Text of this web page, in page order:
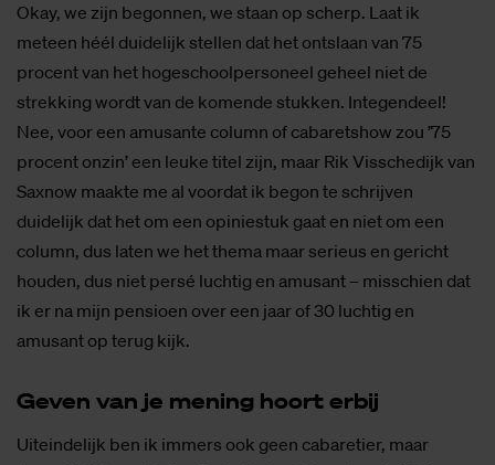
Okay, we zijn begonnen, we staan op scherp. Laat ik
meteen héél duidelijk stellen dat het ontslaan van 75
procent van het hogeschoolpersoneel geheel niet de
strekking wordt van de komende stukken. Integendeel!
Nee, voor een amusante column of cabaretshow zou ’75
procent onzin’ een leuke titel zijn, maar Rik Visschedijk van
Saxnow maakte me al voordat ik begon te schrijven
duidelijk dat het om een opiniestuk gaat en niet om een
column, dus laten we het thema maar serieus en gericht
houden, dus niet persé luchtig en amusant – misschien dat
ik er na mijn pensioen over een jaar of 30 luchtig en
amusant op terug kijk.
Ge­ven van je me­ning hoort er­bij
Uiteindelijk ben ik immers ook geen cabaretier, maar